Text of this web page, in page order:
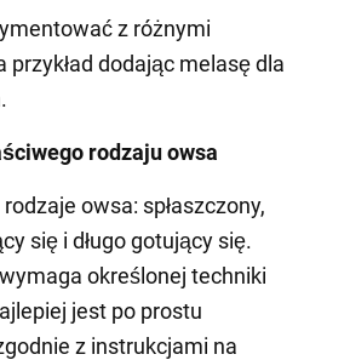
z różnymi
przykład dodając melasę dla
rodzaju owsa
owsa: spłaszczony,
się i długo gotujący się.
określonej techniki
jest po prostu
z instrukcjami na